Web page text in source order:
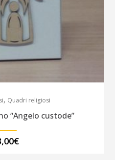
, Quadri religiosi
“Angelo custode”
€